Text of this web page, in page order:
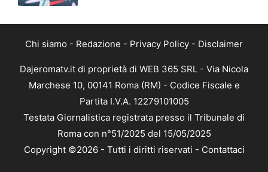
Chi siamo - Redazione - Privacy Policy - Disclaimer
Dajeromatv.it di proprietà di WEB 365 SRL - Via Nicola
Marchese 10, 00141 Roma (RM) - Codice Fiscale e
Partita I.V.A. 12279101005
Testata Giornalistica registrata presso il Tribunale di
Roma con n°51/2025 del 15/05/2025
Copyright ©2026 - Tutti i diritti riservati - Contattaci